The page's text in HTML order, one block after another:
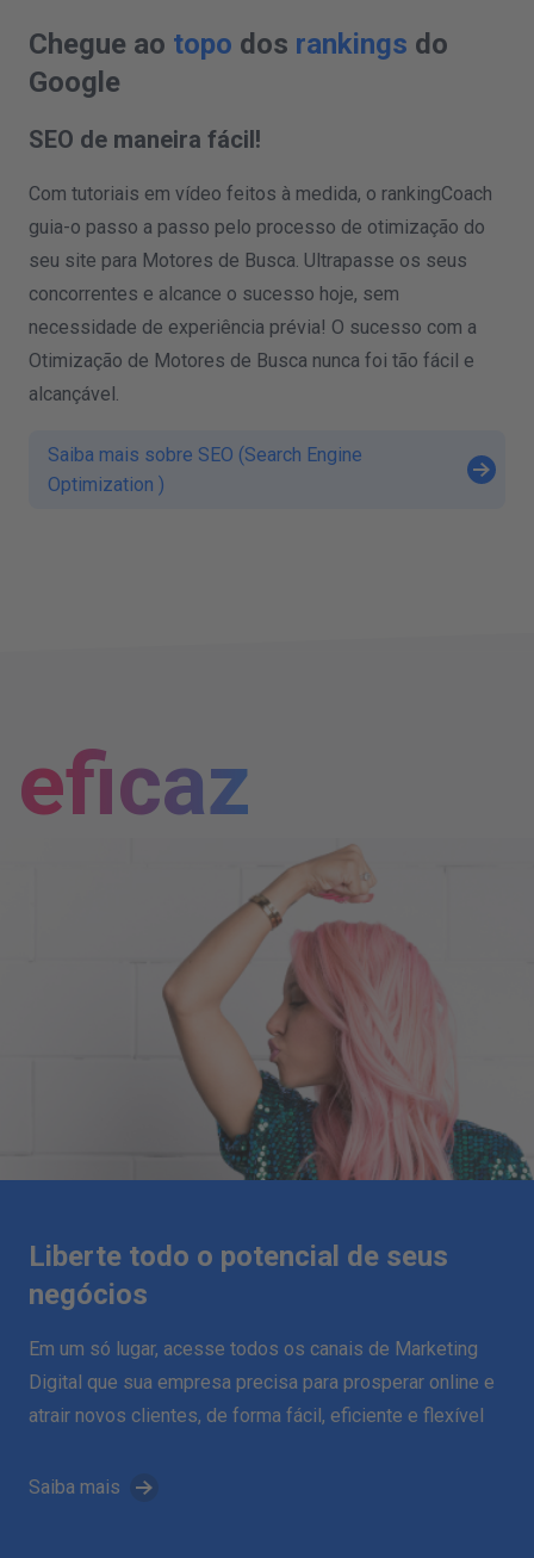
Chegue ao topo dos rankings do
Google
SEO de maneira fácil!
Com tutoriais em vídeo feitos à medida, o rankingCoach
guia-o passo a passo pelo processo de otimização do
seu site para Motores de Busca. Ultrapasse os seus
concorrentes e alcance o sucesso hoje, sem
necessidade de experiência prévia! O sucesso com a
Otimização de Motores de Busca nunca foi tão fácil e
alcançável.
Saiba mais sobre SEO (Search Engine
Optimization )
eficaz
Liberte todo o potencial de seus
negócios
Em um só lugar, acesse todos os canais de Marketing
Digital que sua empresa precisa para prosperar online e
atrair novos clientes, de forma fácil, eficiente e flexível
Saiba mais